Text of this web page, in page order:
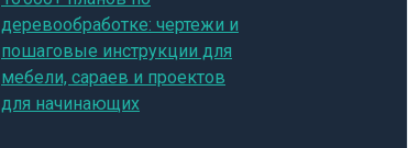
деревообработке: чертежи и
пошаговые инструкции для
мебели, сараев и проектов
для начинающих